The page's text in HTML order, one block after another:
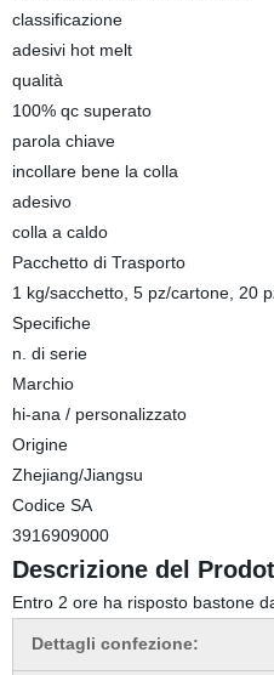
classificazione
adesivi hot melt
qualità
100% qc superato
parola chiave
incollare bene la colla
adesivo
colla a caldo
Pacchetto di Trasporto
1 kg/sacchetto, 5 pz/cartone, 20
Specifiche
n. di serie
Marchio
hi-ana / personalizzato
Origine
Zhejiang/Jiangsu
Codice SA
3916909000
Descrizione del
Entro 2 ore ha risposto bastone
Dettagli confezione: